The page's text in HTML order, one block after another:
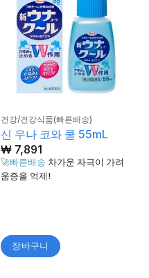
건강/건강식품(빠른배송)
신 우나 코와 쿨 55mL
₩7,891
🚀빠른배송 차가운 자극이 가려
움증을 억제!
장바구니